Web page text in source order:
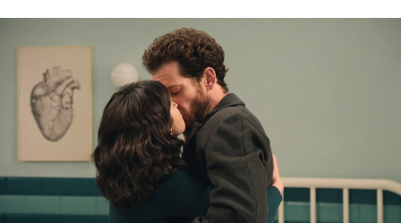
Una horrible verdad
Otro de los momentos más dolorosos de la
temporada ha sido en el que Jesús le confesó a
Damián, entre lágrimas, que él es el asesino de
Valentín y Clotilde, y que les mató a ambos al
pensar que iban a huir juntos.